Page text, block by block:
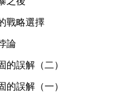
戰略選擇
論
的誤解（二）
的誤解（一）